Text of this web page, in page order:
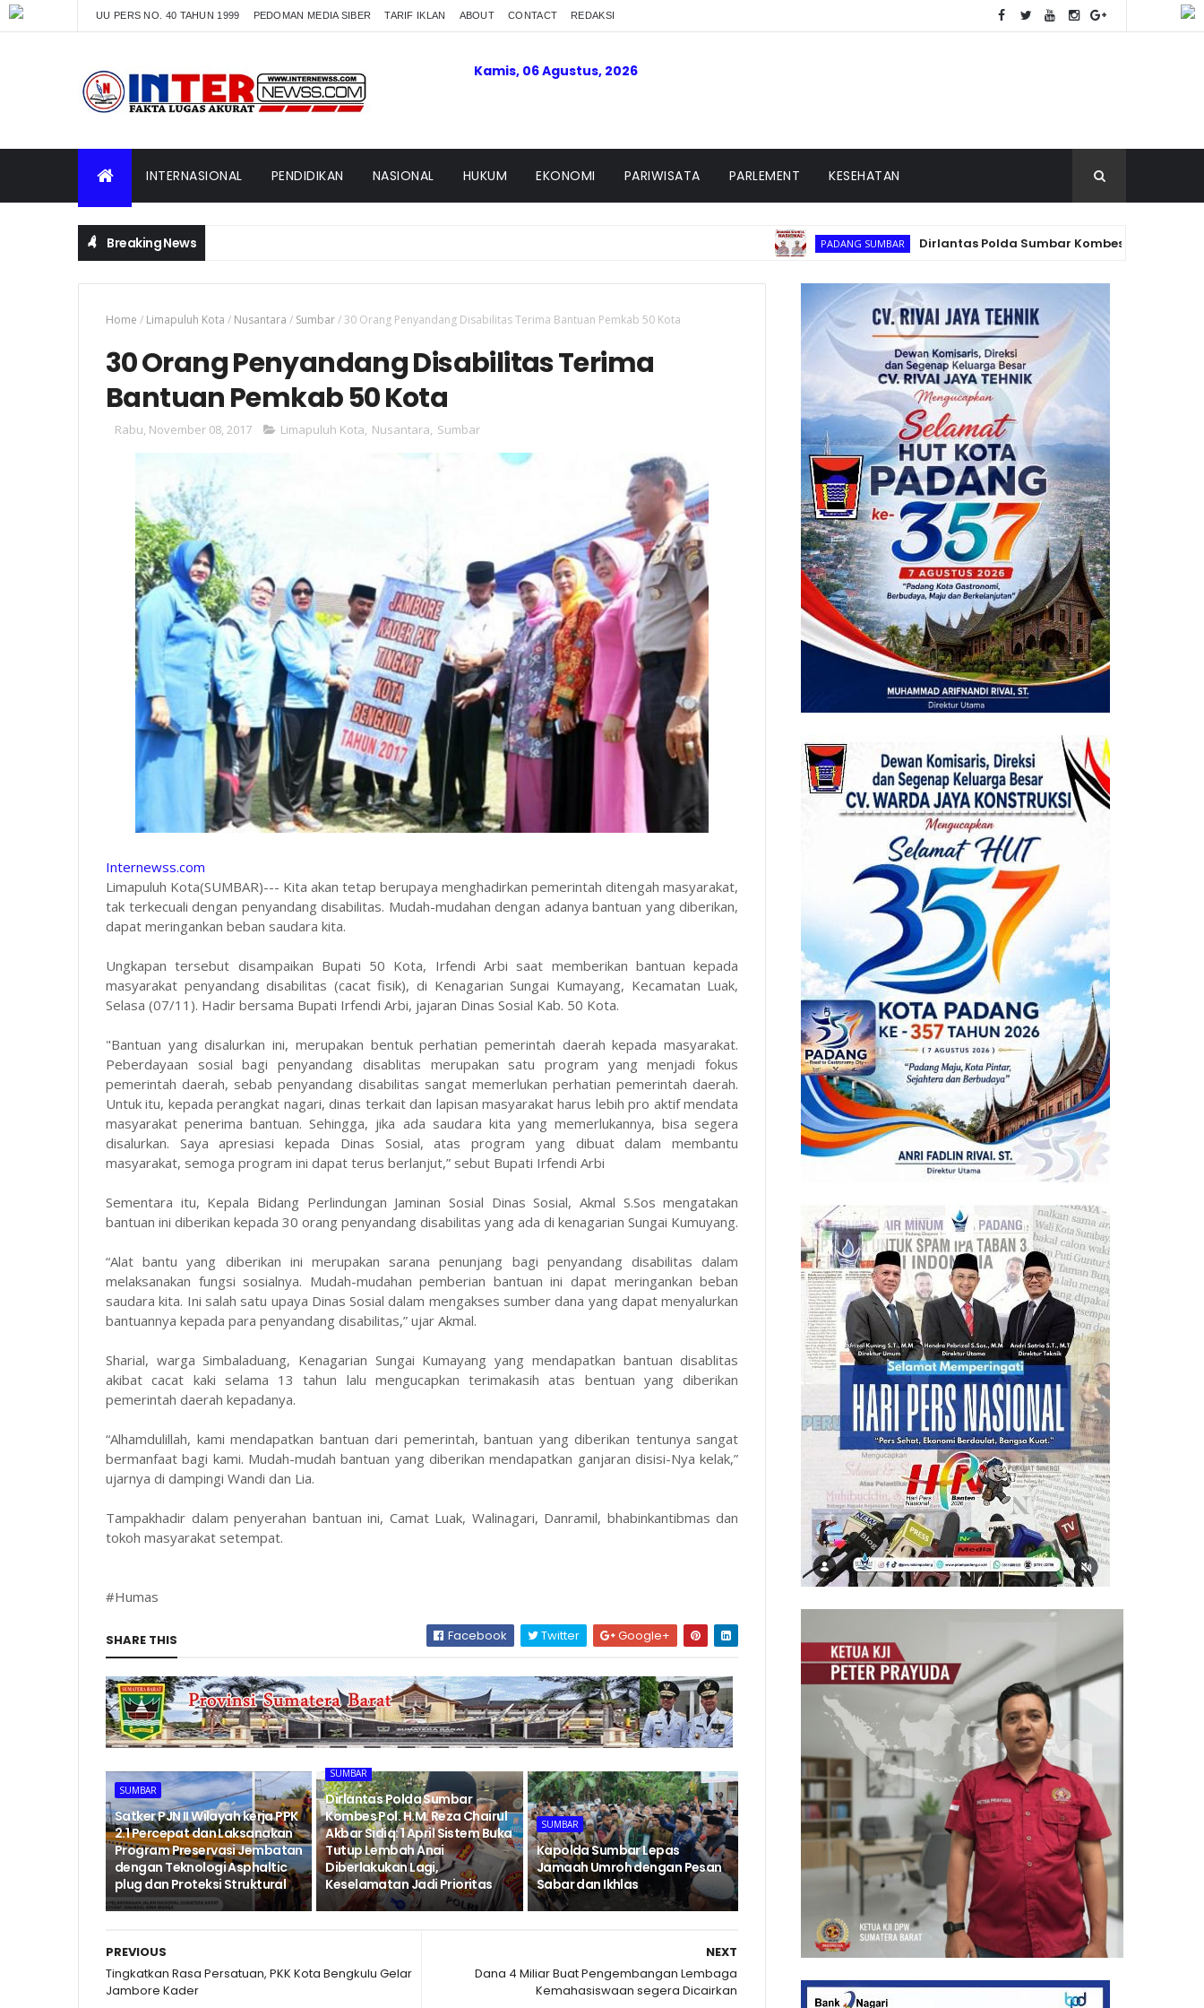
UU PERS NO. 40 TAHUN 1999 PEDOMAN MEDIA SIBER TARIF IKLAN ABOUT CONTACT REDAKSI
Kamis, 06 Agustus, 2026
INTERNASIONAL PENDIDIKAN NASIONAL HUKUM EKONOMI PARIWISATA PARLEMENT KESEHATAN
Breaking News PADANG SUMBAR Dirlantas Polda Sumbar Kombes Pol. H.M. Reza
Home / Limapuluh Kota / Nusantara / Sumbar/30 Orang Penyandang Disabilitas Terima Bantuan Pemkab 50 Kota
30 Orang Penyandang Disabilitas Terima
Bantuan Pemkab 50 Kota
Rabu, November 08, 2017 Limapuluh Kota, Nusantara, Sumbar
Internewss.com
Limapuluh Kota(SUMBAR)--- Kita akan tetap berupaya menghadirkan pemerintah ditengah masyarakat,
tak terkecuali dengan penyandang disabilitas. Mudah-mudahan dengan adanya bantuan yang diberikan,
dapat meringankan beban saudara kita.
Ungkapan tersebut disampaikan Bupati 50 Kota, Irfendi Arbi saat memberikan bantuan kepada
masyarakat penyandang disabilitas (cacat fisik), di Kenagarian Sungai Kumayang, Kecamatan Luak,
Selasa (07/11). Hadir bersama Bupati Irfendi Arbi, jajaran Dinas Sosial Kab. 50 Kota.
"Bantuan yang disalurkan ini, merupakan bentuk perhatian pemerintah daerah kepada masyarakat.
Peberdayaan sosial bagi penyandang disablitas merupakan satu program yang menjadi fokus
pemerintah daerah, sebab penyandang disabilitas sangat memerlukan perhatian pemerintah daerah.
Untuk itu, kepada perangkat nagari, dinas terkait dan lapisan masyarakat harus lebih pro aktif mendata
masyarakat penerima bantuan. Sehingga, jika ada saudara kita yang memerlukannya, bisa segera
disalurkan. Saya apresiasi kepada Dinas Sosial, atas program yang dibuat dalam membantu
masyarakat, semoga program ini dapat terus berlanjut,” sebut Bupati Irfendi Arbi
Sementara itu, Kepala Bidang Perlindungan Jaminan Sosial Dinas Sosial, Akmal S.Sos mengatakan
bantuan ini diberikan kepada 30 orang penyandang disabilitas yang ada di kenagarian Sungai Kumuyang.
“Alat bantu yang diberikan ini merupakan sarana penunjang bagi penyandang disabilitas dalam
melaksanakan fungsi sosialnya. Mudah-mudahan pemberian bantuan ini dapat meringankan beban
saudara kita. Ini salah satu upaya Dinas Sosial dalam mengakses sumber dana yang dapat menyalurkan
bantuannya kepada para penyandang disabilitas,” ujar Akmal.
Sharial, warga Simbaladuang, Kenagarian Sungai Kumayang yang mendapatkan bantuan disablitas
akibat cacat kaki selama 13 tahun lalu mengucapkan terimakasih atas bentuan yang diberikan
pemerintah daerah kepadanya.
“Alhamdulillah, kami mendapatkan bantuan dari pemerintah, bantuan yang diberikan tentunya sangat
bermanfaat bagi kami. Mudah-mudah bantuan yang diberikan mendapatkan ganjaran disisi-Nya kelak,”
ujarnya di dampingi Wandi dan Lia.
Tampakhadir dalam penyerahan bantuan ini, Camat Luak, Walinagari, Danramil, bhabinkantibmas dan
tokoh masyarakat setempat.
#Humas
SHARE THIS Facebook Twitter Google+
SUMBAR
‎Satker PJN II Wilayah kerja PPK
2.1 Percepat dan Laksanakan
Program Preservasi Jembatan
dengan Teknologi Asphaltic
plug dan Proteksi Struktural ‎
SUMBAR
Dirlantas Polda Sumbar
Kombes Pol. H.M. Reza Chairul
Akbar Sidiq: 1 April Sistem Buka
Tutup Lembah Anai
Diberlakukan Lagi,
Keselamatan Jadi Prioritas
SUMBAR
Kapolda Sumbar Lepas
Jamaah Umroh dengan Pesan
Sabar dan Ikhlas
NEXT
Dana 4 Miliar Buat Pengembangan Lembaga
Kemahasiswaan segera Dicairkan
PREVIOUS
Tingkatkan Rasa Persatuan, PKK Kota Bengkulu Gelar
Jambore Kader